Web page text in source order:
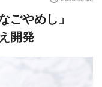
ごやめし」
開発